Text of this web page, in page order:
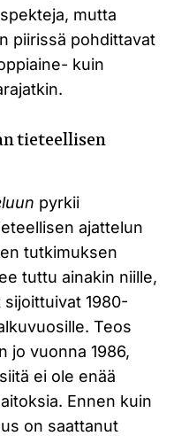
mutta
piirissä pohdittavat
kuin
tieteellisen
pyrkii
ajattelun
tutkimuksen
tuttu ainakin niille,
1980-
Teos
jo vuonna 1986,
ei ole enää
Ennen kuin
on saattanut